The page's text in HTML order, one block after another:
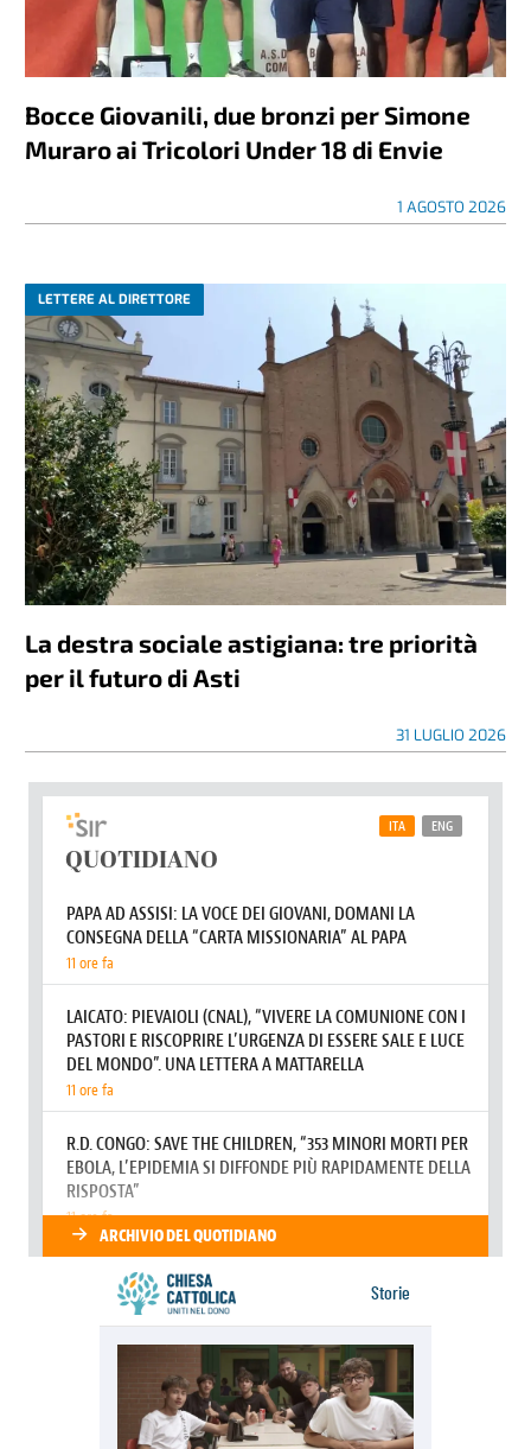
30 LUGLIO 2026
SPORT
Bocce Giovanili, due bronzi per Simone
Muraro ai Tricolori Under 18 di Envie
1 AGOSTO 2026
LETTERE AL DIRETTORE
La destra sociale astigiana: tre priorità
per il futuro di Asti